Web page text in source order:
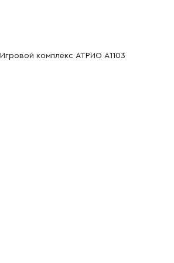
Игровой комплекс АТРИО A1103